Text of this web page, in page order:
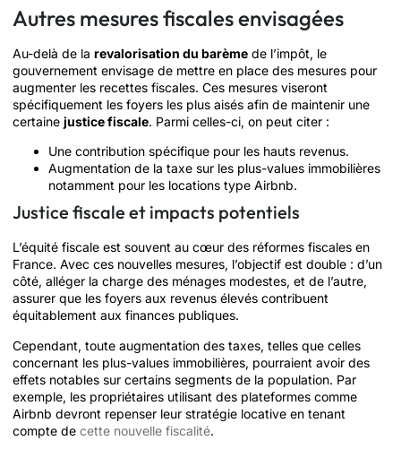
Autres mesures fiscales envisagées
Au-delà de la revalorisation du barème de l’impôt, le
gouvernement envisage de mettre en place des mesures pour
augmenter les recettes fiscales. Ces mesures viseront
spécifiquement les foyers les plus aisés afin de maintenir une
certaine justice fiscale. Parmi celles-ci, on peut citer :
Une contribution spécifique pour les hauts revenus.
Augmentation de la taxe sur les plus-values immobilières
notamment pour les locations type Airbnb.
Justice fiscale et impacts potentiels
L’équité fiscale est souvent au cœur des réformes fiscales en
France. Avec ces nouvelles mesures, l’objectif est double : d’un
côté, alléger la charge des ménages modestes, et de l’autre,
assurer que les foyers aux revenus élevés contribuent
équitablement aux finances publiques.
Cependant, toute augmentation des taxes, telles que celles
concernant les plus-values immobilières, pourraient avoir des
effets notables sur certains segments de la population. Par
exemple, les propriétaires utilisant des plateformes comme
Airbnb devront repenser leur stratégie locative en tenant
compte de cette nouvelle fiscalité.